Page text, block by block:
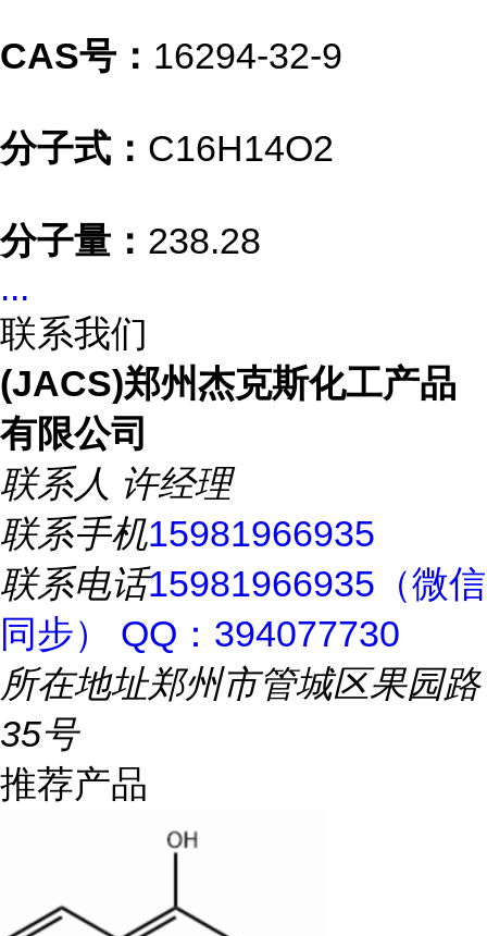
CAS号： 16294-32-9
分子式： C16H14O2
分子量： 238.28
...
联系我们
(JACS)郑州杰克斯化工产品
有限公司
联系人 许经理
联系手机15981966935
联系电话15981966935（微信
同步） QQ：394077730
所在地址郑州市管城区果园路
35号
推荐产品